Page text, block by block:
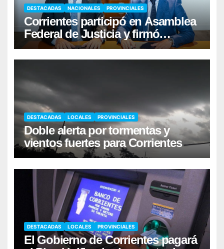
DESTACADAS NACIONALES PROVINCIALES
Corrientes participó en Asamblea
Federal de Justicia y firmó
convenio con Nación
DESTACADAS LOCALES PROVINCIALES
Doble alerta por tormentas y
vientos fuertes para Corrientes
DESTACADAS LOCALES PROVINCIALES
El Gobierno de Corrientes pagará